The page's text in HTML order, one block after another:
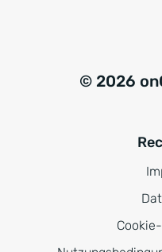
© 2026